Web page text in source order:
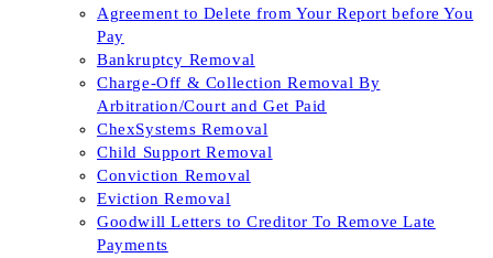
Agreement to Delete from Your Report before You
Pay
Bankruptcy Removal
Charge-Off & Collection Removal By
Arbitration/Court and Get Paid
ChexSystems Removal
Child Support Removal
Conviction Removal
Eviction Removal
Goodwill Letters to Creditor To Remove Late
Payments